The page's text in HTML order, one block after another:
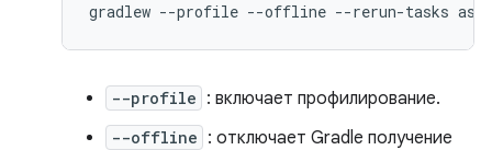
gradlew --profile --offline --rerun-tasks
--profile : включает профилирование.
--offline : отключает Gradle получение